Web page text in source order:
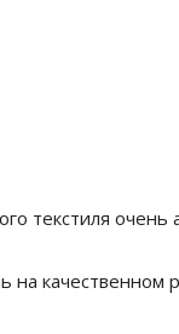
текстиля
на